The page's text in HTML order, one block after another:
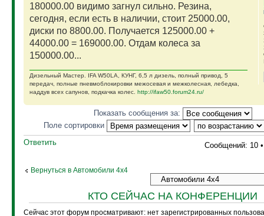
180000.00 видимо загнул сильно. Резина,
сегодня, если есть в наличии, стоит 25000.00,
диски по 8800.00. Получается 125000.00 +
44000.00 = 169000.00. Отдам колеса за
150000.00...
Дизельный Мастер. IFA W50LA, КУНГ, 6,5 л дизель, полный привод, 5
передач, полные пневмоблокировки межосевая и межколесная, лебедка,
наддув всех сапунов, подкачка колес. http://ifaw50.forum24.ru/
Показать сообщения за:
Поле сортировки
Ответить
Сообщений: 10
Вернуться в Автомобили 4х4
КТО СЕЙЧАС НА КОНФЕРЕНЦИИ
Сейчас этот форум просматривают: нет зарегистрированных